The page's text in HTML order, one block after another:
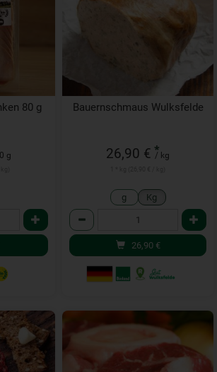
80 g
g
Bauernschmaus Wulksfelde
26,90 € *
/ kg
g Kg
Anzahl
26,90 €